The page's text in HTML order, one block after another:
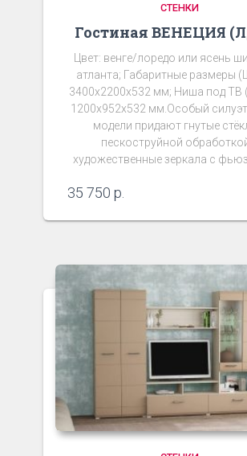
СТЕНКИ
Гостиная ВЕНЕЦИЯ
Цвет: венге/лоредо или ясень
атланта; Габаритные размеры
3400х2200х532 мм; Ниша под ТВ
1200х952х532 мм.Особый
модели придают гнутые
пескоструйной
художественные зеркала с
35 750 р.